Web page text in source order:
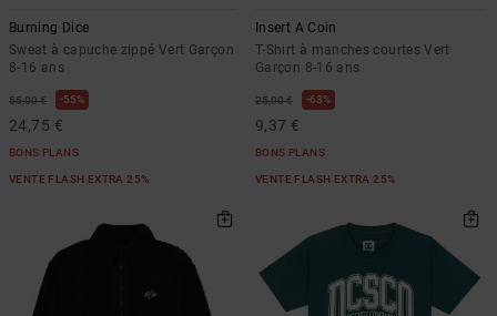
Burning Dice
Sweat à capuche zippé Vert Garçon
8-16 ans
55,00 € 55%
24,75 €
BONS PLANS
VENTE FLASH EXTRA 25%
Insert A Coin
T-Shirt à manches courtes Vert
Garçon 8-16 ans
25,00 € 63%
9,37 €
BONS PLANS
VENTE FLASH EXTRA 25%